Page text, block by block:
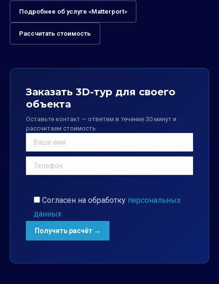
Подробнее об услуге «Matterport»
Рассчитать стоимость
Заказать 3D-тур для своего
объекта
Оставьте контакт — ответим в течение 30 минут и
рассчитаем стоимость
Согласен на обработку персональных
данных